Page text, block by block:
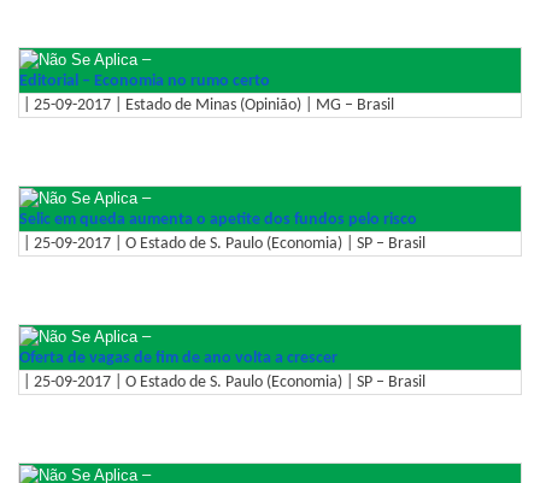
–
Editorial – Economia no rumo certo
| 25-09-2017 | Estado de Minas (Opinião) | MG – Brasil
–
Selic em queda aumenta o apetite dos fundos pelo risco
| 25-09-2017 | O Estado de S. Paulo (Economia) | SP – Brasil
–
Oferta de vagas de fim de ano volta a crescer
| 25-09-2017 | O Estado de S. Paulo (Economia) | SP – Brasil
–